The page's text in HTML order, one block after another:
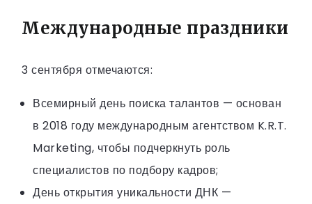
Международные праздники
3 сентября отмечаются:
Всемирный день поиска талантов — основан
в 2018 году международным агентством K.R.T.
Marketing, чтобы подчеркнуть роль
специалистов по подбору кадров;
День открытия уникальности ДНК —